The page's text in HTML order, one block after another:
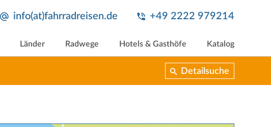
info(at)fahrradreisen.de +49 2222 979214
Länder Radwege Hotels & Gasthöfe Katalog
Detailsuche